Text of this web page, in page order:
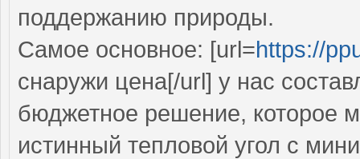
поддержанию природы.
Самое основное: [url=https://
снаружи цена[/url] у нас
бюджетное решение, которое
истинный тепловой угол с